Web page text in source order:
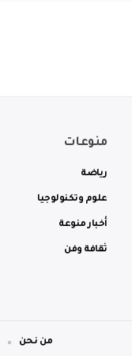
منوعات
رياضة
علوم وتكنولوجيا
أخبار منوعة
ثقافة وفن
من نحن